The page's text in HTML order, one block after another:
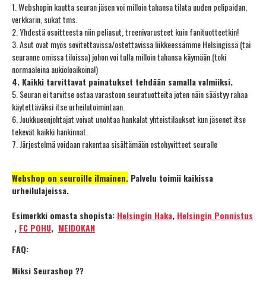
1. Webshopin kautta seuran jäsen voi milloin tahansa tilata uuden pelipaidan,
verkkarin, sukat tms.
2. Yhdestä osoitteesta niin peliasut, treenivarusteet kuin fanituotteetkin!
3. Asut ovat myös sovitettavissa/ostettavissa liikkeessämme Helsingissä (tai
seuranne omissa tiloissa) johon voi tulla milloin tahansa käymään (toki
normaaleina aukioloaikoina!)
4. Kaikki tarvittavat painatukset tehdään samalla valmiiksi.
5. Seuran ei tarvitse ostaa varastoon seuratuotteita joten näin säästyy rahaa
käytettäväksi itse urheilutoimintaan.
6. Joukkueenjohtajat voivat unohtaa hankalat yhteistilaukset kun jäsenet itse
tekevät kaikki hankinnat.
7. Järjestelmä voidaan rakentaa sisältämään ostohyvitteet seuralle
Webshop on seuroille ilmainen. Palvelu toimii kaikissa
urheilulajeissa.
Esimerkki omasta shopista: Helsingin Haka, Helsingin Ponnistus
, FC POHU, MEIDOKAN
FAQ:
Miksi Seurashop ??